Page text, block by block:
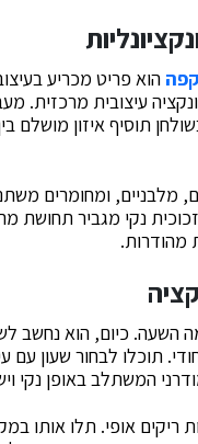
הוא פריט מכריע
עיצובית מרכזית.
תוסיף איזון מושלם
מלבניים, ומחומרים
נקי מגביר תחושת
מהודרות.
כיום, הוא נחשב
תוכלו לבחור שעון עם
המשתלב באופן נקי
אופי. תלו אותו